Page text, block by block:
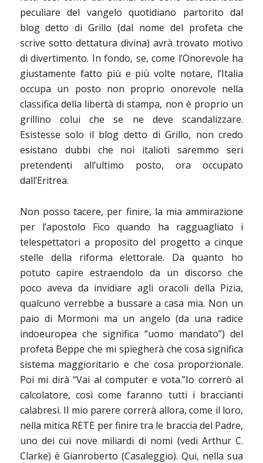
peculiare del vangelo quotidiano partorito dal
blog detto di Grillo (dal nome del profeta che
scrive sotto dettatura divina) avrà trovato motivo
di divertimento. In fondo, se, come l’Onorevole ha
giustamente fatto più e più volte notare, l’Italia
occupa un posto non proprio onorevole nella
classifica della libertà di stampa, non è proprio un
grillino colui che se ne deve scandalizzare.
Esistesse solo il blog detto di Grillo, non credo
esistano dubbi che noi italioti saremmo seri
pretendenti all’ultimo posto, ora occupato
dall’Eritrea.
Non posso tacere, per finire, la mia ammirazione
per l’apostolo Fico quando ha ragguagliato i
telespettatori a proposito del progetto a cinque
stelle della riforma elettorale. Da quanto ho
potuto capire estraendolo da un discorso che
poco aveva da invidiare agli oracoli della Pizia,
qualcuno verrebbe a bussare a casa mia. Non un
paio di Mormoni ma un angelo (da una radice
indoeuropea che significa “uomo mandato”) del
profeta Beppe che mi spiegherà che cosa significa
sistema maggioritario e che cosa proporzionale.
Poi mi dirà “Vai al computer e vota.”Io correrò al
calcolatore, così come faranno tutti i braccianti
calabresi. Il mio parere correrà allora, come il loro,
nella mitica RETE per finire tra le braccia del Padre,
uno dei cui nove miliardi di nomi (vedi Arthur C.
Clarke) è Gianroberto (Casaleggio). Qui, nella sua